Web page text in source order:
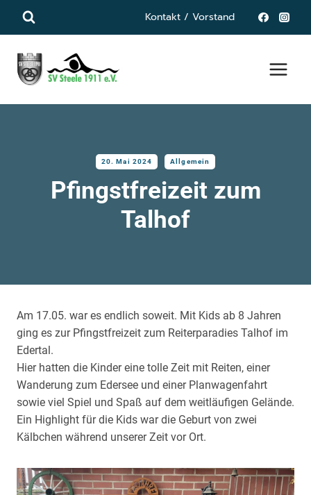
Inhalt
Kontakt / Vorstand
20. Mai 2024 Allgemein
Pfingstfreizeit zum
Talhof
Am 17.05. war es endlich soweit. Mit Kids ab 8 Jahren
ging es zur Pfingstfreizeit zum Reiterparadies Talhof im
Edertal.
Hier hatten die Kinder eine tolle Zeit mit Reiten, einer
Wanderung zum Edersee und einer Planwagenfahrt
sowie viel Spiel und Spaß auf dem weitläufigen Gelände.
Ein Highlight für die Kids war die Geburt von zwei
Kälbchen während unserer Zeit vor Ort.